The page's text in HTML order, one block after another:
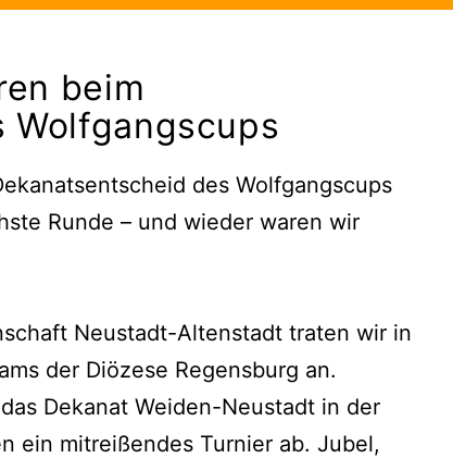
beim
Wolfgangscups
des Wolfgangscups
Runde – und wieder waren wir
Neustadt-Altenstadt traten wir in
der Diözese Regensburg an.
Dekanat Weiden-Neustadt in der
ein mitreißendes Turnier ab. Jubel,